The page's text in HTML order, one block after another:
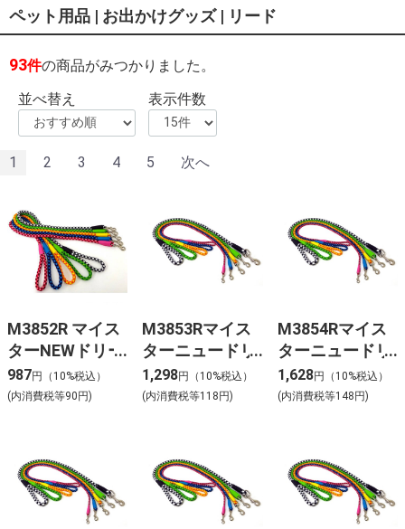
ペット用品 | お出かけグッズ | リード
93件の商品がみつかりました。
並べ替え
表示件数
1 2 3 4 5 次へ
M3852R マイス
ターNEWドリー
ムリードNo.8 レ
ッド
987円（10%税込）
(内消費税等90円)
M3853Rマイス
ターニュードリ
ームリード
No.10
1,298円（10%税込）
(内消費税等118円)
M3854Rマイス
ターニュードリ
ームリード
No.12
1,628円（10%税込）
(内消費税等148円)